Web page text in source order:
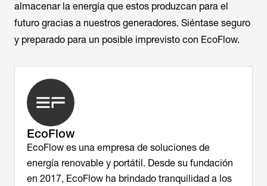
almacenar la energía que estos produzcan para el
futuro gracias a nuestros generadores. Siéntase seguro
y preparado para un posible imprevisto con EcoFlow.
EcoFlow
EcoFlow es una empresa de soluciones de
energía renovable y portátil. Desde su fundación
en 2017, EcoFlow ha brindado tranquilidad a los